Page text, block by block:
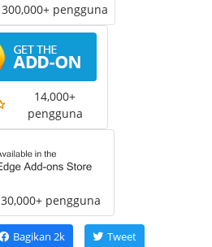
300,000+ pengguna
14,000+
pengguna
30,000+ pengguna
Bagikan 2k Tweet